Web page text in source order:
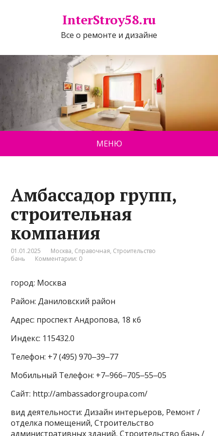
InterStroy58.ru
Все о ремонте и дизайне
МЕНЮ
Амбассадор групп,
строительная
компания
01.01.2025 Москва, Справочная, Строительство
бань
Комментарии: 0
город: Москва
Район: Даниловский район
Адрес: проспект Андропова, 18 к6
Индекс: 115432.0
Телефон: +7 (495) 970‒39‒77
Мобильный Телефон: +7‒966‒705‒55‒05
Сайт: http://ambassadorgroupa.com/
вид деятельности: Дизайн интерьеров, Ремонт /
отделка помещений, Строительство
административных зданий, Строительство бань /